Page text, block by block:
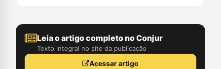
Leia o artigo completo no Conjur
Texto integral no site da publicação
Acessar artigo